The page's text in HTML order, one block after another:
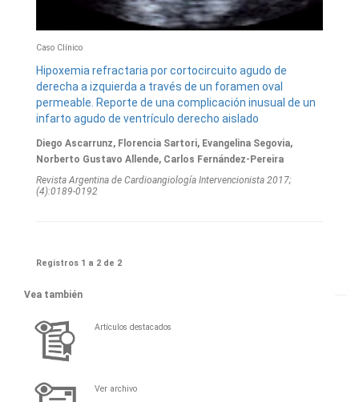
Caso Clínico
Hipoxemia refractaria por cortocircuito agudo de
derecha a izquierda a través de un foramen oval
permeable. Reporte de una complicación inusual de un
infarto agudo de ventrículo derecho aislado
Diego Ascarrunz, Florencia Sartori, Evangelina Segovia,
Norberto Gustavo Allende, Carlos Fernández-Pereira
Revista Argentina de Cardioangiologí­a Intervencionista 2017;
(4):0189-0192
Registros 1 a 2 de 2
Vea también
Artículos destacados
Ver archivo